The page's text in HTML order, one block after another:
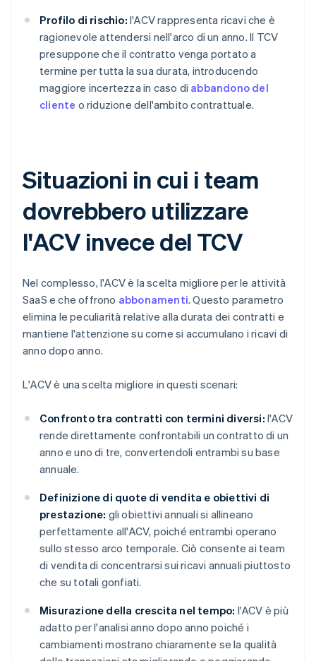
Profilo di rischio: l'ACV rappresenta ricavi che è
ragionevole attendersi nell'arco di un anno. Il TCV
presuppone che il contratto venga portato a
termine per tutta la sua durata, introducendo
maggiore incertezza in caso di abbandono del
cliente o riduzione dell'ambito contrattuale.
Situazioni in cui i team
dovrebbero utilizzare
l'ACV invece del TCV
Nel complesso, l'ACV è la scelta migliore per le attività
SaaS e che offrono abbonamenti. Questo parametro
elimina le peculiarità relative alla durata dei contratti e
mantiene l'attenzione su come si accumulano i ricavi di
anno dopo anno.
L'ACV è una scelta migliore in questi scenari:
Confronto tra contratti con termini diversi: l'ACV
rende direttamente confrontabili un contratto di un
anno e uno di tre, convertendoli entrambi su base
annuale.
Definizione di quote di vendita e obiettivi di
prestazione: gli obiettivi annuali si allineano
perfettamente all'ACV, poiché entrambi operano
sullo stesso arco temporale. Ciò consente ai team
di vendita di concentrarsi sui ricavi annuali piuttosto
che su totali gonfiati.
Misurazione della crescita nel tempo: l'ACV è più
adatto per l'analisi anno dopo anno poiché i
cambiamenti mostrano chiaramente se la qualità